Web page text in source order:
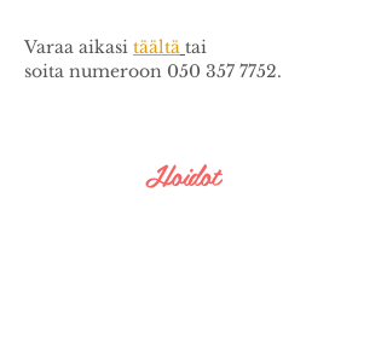
Varaa aikasi täältä tai
soita numeroon 050 357 7752.
Hoidot